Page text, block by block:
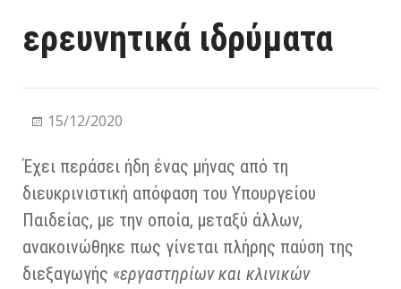
ερευνητικά ιδρύματα
15/12/2020
Έχει περάσει ήδη ένας μήνας από τη
διευκρινιστική απόφαση του Υπουργείου
Παιδείας, με την οποία, μεταξύ άλλων,
ανακοινώθηκε πως γίνεται πλήρης παύση της
διεξαγωγής «εργαστηρίων και κλινικών